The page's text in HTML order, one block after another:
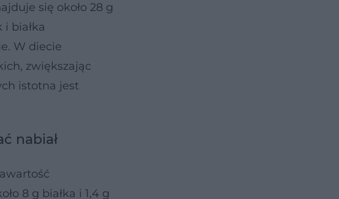
się około 28 g
i białka
W diecie
zwiększając
istotna jest
nabiał
8 g białka i 1,4 g